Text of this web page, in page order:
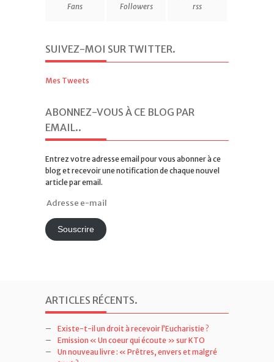
4019
7,194
Subscribe via
SUIVEZ-MOI SUR TWITTER.
ABONNEZ-VOUS À CE BLOG PAR
EMAIL..
Entrez votre adresse email pour vous abonner à ce
blog et recevoir une notification de chaque nouvel
article par email.
Adresse
e-
mail
ARTICLES RÉCENTS.
Existe-t-il un droit à recevoir l’Eucharistie ?
Emission « Un coeur qui écoute » sur KTO